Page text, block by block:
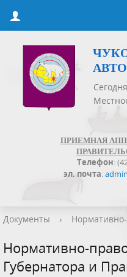
ПРИЕМНАЯ
Телефон:
эл. почта:
Документы ›
Нормативно-
Губернатора и